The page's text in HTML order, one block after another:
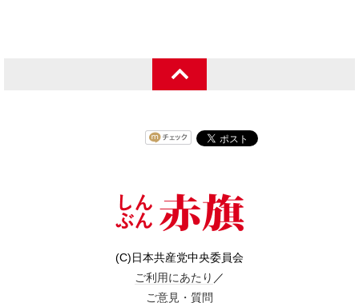
(C)日本共産党中央委員会
ご利用にあたり ／
ご意見・質問